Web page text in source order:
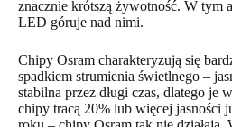
znacznie krótszą żywotność. W tym
LED góruje nad nimi.
Chipy Osram charakteryzują się
spadkiem strumienia świetlnego –
stabilna przez długi czas, dlatego je
chipy tracą 20% lub więcej jasności
RO